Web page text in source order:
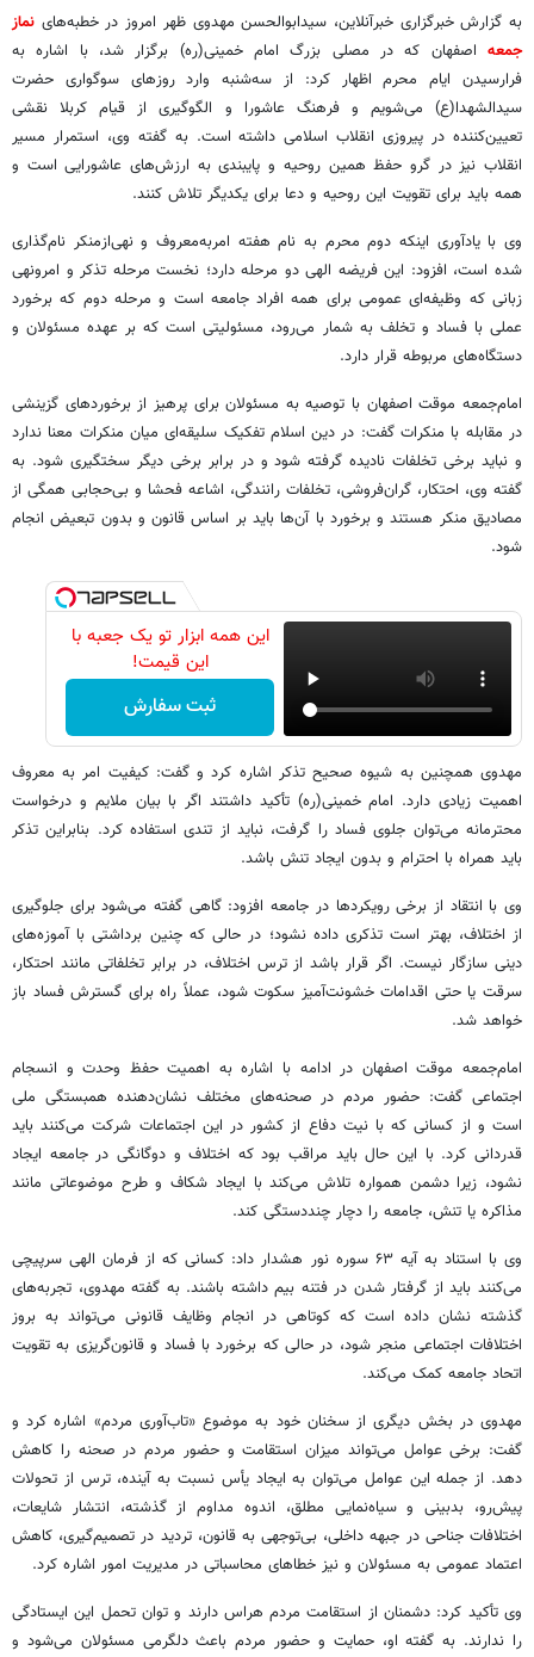
به گزارش خبرگزاری خبرآنلاین، سیدابوالحسن مهدوی ظهر امروز در خطبه‌های نماز
جمعه اصفهان که در مصلی بزرگ امام خمینی(ره) برگزار شد، با اشاره به
فرارسیدن ایام محرم اظهار کرد: از سه‌شنبه وارد روزهای سوگواری حضرت
سیدالشهدا(ع) می‌شویم و فرهنگ عاشورا و الگوگیری از قیام کربلا نقشی
تعیین‌کننده در پیروزی انقلاب اسلامی داشته است. به گفته وی، استمرار مسیر
انقلاب نیز در گرو حفظ همین روحیه و پایبندی به ارزش‌های عاشورایی است و
همه باید برای تقویت این روحیه و دعا برای یکدیگر تلاش کنند.
وی با یادآوری اینکه دوم محرم به نام هفته امربه‌معروف و نهی‌ازمنکر نام‌گذاری
شده است، افزود: این فریضه الهی دو مرحله دارد؛ نخست مرحله تذکر و امرونهی
زبانی که وظیفه‌ای عمومی برای همه افراد جامعه است و مرحله دوم که برخورد
عملی با فساد و تخلف به شمار می‌رود، مسئولیتی است که بر عهده مسئولان و
دستگاه‌های مربوطه قرار دارد.
امام‌جمعه موقت اصفهان با توصیه به مسئولان برای پرهیز از برخوردهای گزینشی
در مقابله با منکرات گفت: در دین اسلام تفکیک سلیقه‌ای میان منکرات معنا ندارد
و نباید برخی تخلفات نادیده گرفته شود و در برابر برخی دیگر سختگیری شود. به
گفته وی، احتکار، گران‌فروشی، تخلفات رانندگی، اشاعه فحشا و بی‌حجابی همگی از
مصادیق منکر هستند و برخورد با آن‌ها باید بر اساس قانون و بدون تبعیض انجام
شود.
این همه ابزار تو یک جعبه با
این قیمت!
ثبت سفارش
مهدوی همچنین به شیوه صحیح تذکر اشاره کرد و گفت: کیفیت امر به معروف
اهمیت زیادی دارد. امام خمینی(ره) تأکید داشتند اگر با بیان ملایم و درخواست
محترمانه می‌توان جلوی فساد را گرفت، نباید از تندی استفاده کرد. بنابراین تذکر
باید همراه با احترام و بدون ایجاد تنش باشد.
وی با انتقاد از برخی رویکردها در جامعه افزود: گاهی گفته می‌شود برای جلوگیری
از اختلاف، بهتر است تذکری داده نشود؛ در حالی که چنین برداشتی با آموزه‌های
دینی سازگار نیست. اگر قرار باشد از ترس اختلاف، در برابر تخلفاتی مانند احتکار،
سرقت یا حتی اقدامات خشونت‌آمیز سکوت شود، عملاً راه برای گسترش فساد باز
خواهد شد.
امام‌جمعه موقت اصفهان در ادامه با اشاره به اهمیت حفظ وحدت و انسجام
اجتماعی گفت: حضور مردم در صحنه‌های مختلف نشان‌دهنده همبستگی ملی
است و از کسانی که با نیت دفاع از کشور در این اجتماعات شرکت می‌کنند باید
قدردانی کرد. با این حال باید مراقب بود که اختلاف و دوگانگی در جامعه ایجاد
نشود، زیرا دشمن همواره تلاش می‌کند با ایجاد شکاف و طرح موضوعاتی مانند
مذاکره یا تنش، جامعه را دچار چنددستگی کند.
وی با استناد به آیه ۶۳ سوره نور هشدار داد: کسانی که از فرمان الهی سرپیچی
می‌کنند باید از گرفتار شدن در فتنه بیم داشته باشند. به گفته مهدوی، تجربه‌های
گذشته نشان داده است که کوتاهی در انجام وظایف قانونی می‌تواند به بروز
اختلافات اجتماعی منجر شود، در حالی که برخورد با فساد و قانون‌گریزی به تقویت
اتحاد جامعه کمک می‌کند.
مهدوی در بخش دیگری از سخنان خود به موضوع «تاب‌آوری مردم» اشاره کرد و
گفت: برخی عوامل می‌تواند میزان استقامت و حضور مردم در صحنه را کاهش
دهد. از جمله این عوامل می‌توان به ایجاد یأس نسبت به آینده، ترس از تحولات
پیش‌رو، بدبینی و سیاه‌نمایی مطلق، اندوه مداوم از گذشته، انتشار شایعات،
اختلافات جناحی در جبهه داخلی، بی‌توجهی به قانون، تردید در تصمیم‌گیری، کاهش
اعتماد عمومی به مسئولان و نیز خطاهای محاسباتی در مدیریت امور اشاره کرد.
وی تأکید کرد: دشمنان از استقامت مردم هراس دارند و توان تحمل این ایستادگی
را ندارند. به گفته او، حمایت و حضور مردم باعث دلگرمی مسئولان می‌شود و